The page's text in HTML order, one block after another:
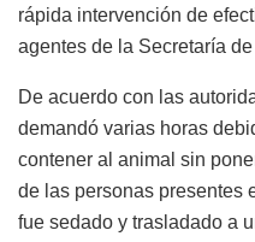
rápida intervención de
agentes de la Secretaría
De acuerdo con las
demandó varias horas
contener al animal sin
de las personas presentes
fue sedado y trasladado a